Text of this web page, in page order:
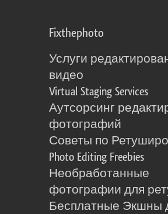
Fixthephoto
Услуги
видео
Virtual Staging Services
Аутсорсинг
фотографий
Советы по
Photo Editing Freebies
Необработанные
фотографии для
Бесплатные Экшны